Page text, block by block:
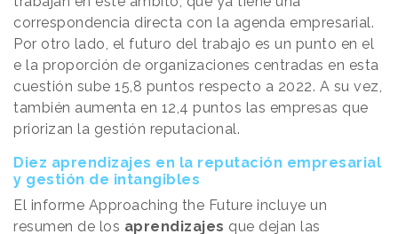
correspondencia directa con la agenda empresarial.
Por otro lado, el futuro del trabajo es un punto en el
e la proporción de organizaciones centradas en esta
cuestión sube 15,8 puntos respecto a 2022. A su vez,
también aumenta en 12,4 puntos las empresas que
priorizan la gestión reputacional.
Diez aprendizajes en la reputación empresarial
y gestión de intangibles
El informe Approaching the Future incluye un
resumen de los aprendizajes que dejan las